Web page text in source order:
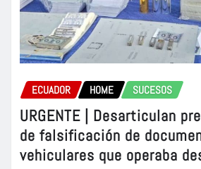
ECUADOR HOME SUCESOS
URGENTE | Desarticulan
de falsificación de
vehiculares que operaba